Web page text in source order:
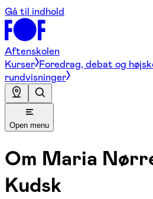
Gå til indhold
Aftenskolen
Kurser Foredrag, debat og
rundvisninger
Open menu
Om Maria
Kudsk